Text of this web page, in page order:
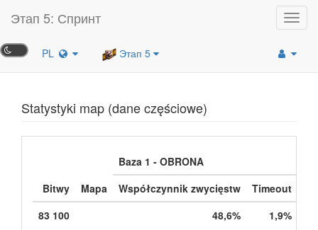
Этап 5: Спринт
PL Этап 5
Statystyki map (dane częściowe)
Bitwy Mapa
Baza 1 - OBRONA
Współczynnik zwycięstw
Timeout
83 100
48,6% 1,9%